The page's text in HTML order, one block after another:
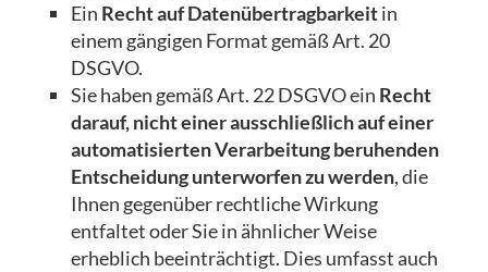
Ein Recht auf Datenübertragbarkeitin
einem gängigen Format gemäß Art. 20
DSGVO.
Sie haben gemäß Art. 22 DSGVO ein Recht
darauf, nicht einer ausschließlich auf einer
automatisierten Verarbeitung beruhenden
Entscheidung unterworfen zu werden, die
Ihnen gegenüber rechtliche Wirkung
entfaltet oder Sie in ähnlicher Weise
erheblich beeinträchtigt. Dies umfasst auch